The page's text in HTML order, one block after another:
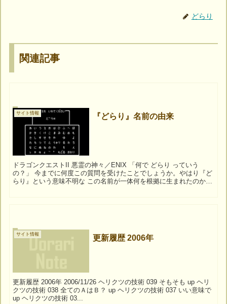
どらり
関連記事
サイト情報 『どらり』名前の由来
ドラゴンクエストII 悪霊の神々／ENIX 「何で どらり っていう
の？」 今までに何度この質問を受けたことでしょうか。やはり『ど
らり』という意味不明な この名前が一体何を根拠に生まれたのか、
サイト情報 更新履歴 2006年
更新履歴 2006年 2006/11/26 ヘリクツの技術 039 そもそも up ヘリ
クツの技術 038 全てのＡはＢ？ up ヘリクツの技術 037 いい意味で
up ヘリクツの技術 03...